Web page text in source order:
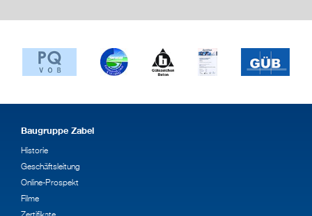
Baugruppe Zabel
Historie
Geschäftsleitung
Online-Prospekt
Filme